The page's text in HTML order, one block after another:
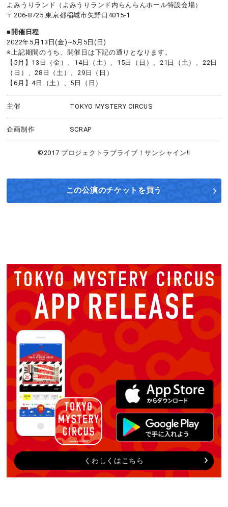
よみうりランド（よみうりランド内らんらんホール特設会場）
〒206-8725 東京都稲城市矢野口4015-1
■開催日程
2022年5月13日(金)~6月5日(日)
※上記期間のうち、開催日は下記の通りとなります。
【5月】13日（金）、14日（土）、15日（日）、21日（土）、22日
（日）、28日（土）、29日（日）
【6月】4日（土）、5日（日）
主催 TOKYO MYSTERY CIRCUS
企画制作 SCRAP
©2017 プロジェクトラブライブ！サンシャイン!!
この公演のチケットを買う
くわしくはこちら